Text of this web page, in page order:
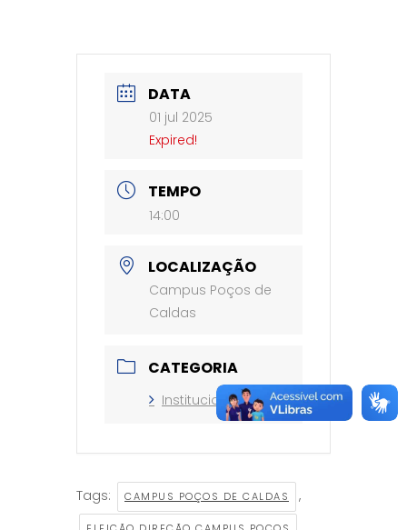
DATA
01 jul 2025
Expired!
TEMPO
14:00
LOCALIZAÇÃO
Campus Poços de
Caldas
CATEGORIA
Institucional
Tags: CAMPUS POÇOS DE CALDAS ,